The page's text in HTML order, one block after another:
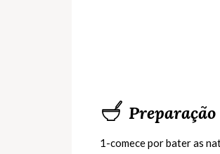
Preparação
1-comece por bater as